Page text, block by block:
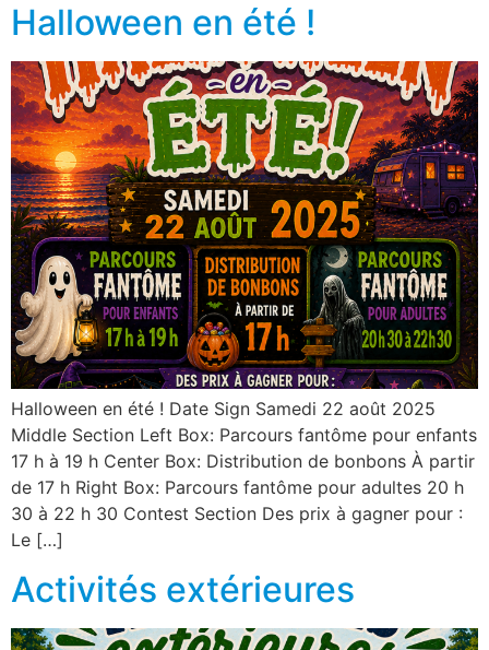
Halloween en été !
Halloween en été ! Date Sign Samedi 22 août 2025
Middle Section Left Box: Parcours fantôme pour enfants
17 h à 19 h Center Box: Distribution de bonbons À partir
de 17 h Right Box: Parcours fantôme pour adultes 20 h
30 à 22 h 30 Contest Section Des prix à gagner pour :
Le […]
Activités extérieures